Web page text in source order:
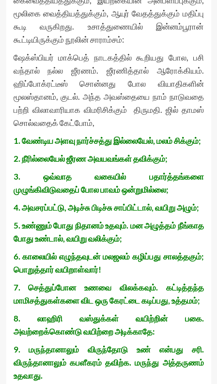
மூலிகை வைத்தியத்துக்கும், ஆயுர் வேதத்துக்கும் மதிப்பு
கூடி வருகிறது. உசாத்துணையில் இன்னம்பூரான்
கூட்டியிருக்கும் நூலின் சாராம்சம்:
ஷேக்ஸ்பியர் மாக்பெத் நாடகத்தில் கூறியது போல, பசி
வந்தால் நல்ல ஜீரணம். ஜீரணித்தால் ஆரோக்கியம்.
ஹிப்போக்ரட்டீஸ் சொன்னது போல வியாதிகளின்
மூலஸ்தானம், குடல். அந்த அவஸ்தையை நாம் நாடுவதை
பற்றி விலாவாரியாக விமரிசிக்கும் திருமதி. ஜில் தாமஸ்
சொல்வதைக் கேட்போம்,
1. வேண்டிய அளவு நார்ச்சத்து இல்லையேல், மலம் சிக்கும்;
2. நீரில்லையேல் ஜீரண அவயவங்கள் தவிக்கும்;
3. ஒவ்வாத வகையில் பதார்த்தங்களை
முழுங்கிவிடுவதைப் போல பாவம் ஒன்றுமில்லை;
4. அவசரப்பட்டு, அடிச்சு பிடிச்சு சாப்பிட்டால், வயிறு அழும்;
5. உண்ணும் போது நிதானம் உதவும். மன அழுத்தம் நீங்காத
போது உண்டால், வயிறு வலிக்கும்;
6. காலையில் எழுந்தவுடன் மலஜலம் கழிப்பது சாலத்தகும்;
பொறுத்தார் வயிறாள்வார்!
7. செத்துப்போன உணவை விலக்கவும். கட்டித்தந்த
மாமிசத்துகள்களை விட ஒரு கேரட்டை கடிப்பது, உத்தமம்;
8. லாஹிரி வஸ்துக்கள் வயிற்றின் பகை.
அவற்றைக்கொண்டு வயிற்றை அடிக்காதே:
9. மருந்தானாலும் விருந்தோடு உண் என்பது சரி.
விருந்தானாலும் கபளீகரம் தவிற்க. மருந்து அத்தருணம்
உதவாது.